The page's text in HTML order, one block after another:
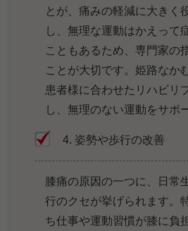
とが、痛みの軽減に大きく
し、無理な運動はかえって
こともあるため、専門家の
ことが大切です。姫路なか
患者様に合わせたリハビリ
し、無理のない運動をサポ
4. 姿勢や歩行の改善
膝痛の原因の一つに、日常
行のクセが挙げられます。
ち仕事や運動習慣が膝に負